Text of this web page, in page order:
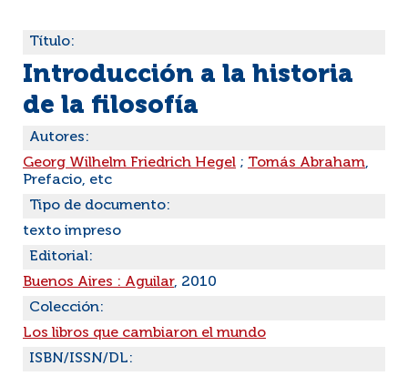
Título:
Introducción a la historia
de la filosofía
Autores:
Georg Wilhelm Friedrich Hegel ; Tomás Abraham,
Prefacio, etc
Tipo de documento:
texto impreso
Editorial:
Buenos Aires : Aguilar, 2010
Colección:
Los libros que cambiaron el mundo
ISBN/ISSN/DL: